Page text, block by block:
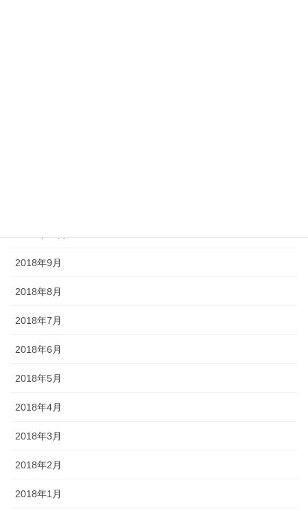
2018年9月
2018年8月
2018年7月
2018年6月
2018年5月
2018年4月
2018年3月
2018年2月
2018年1月